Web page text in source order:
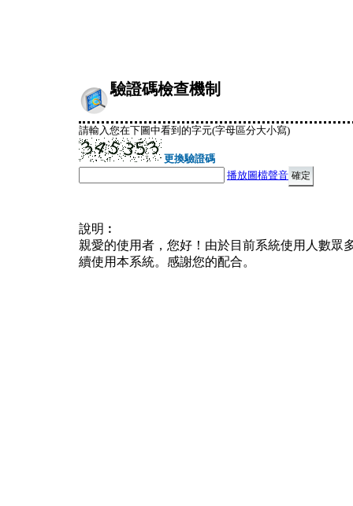
驗證碼檢查機制
請輸入您在下圖中看到的字元(字母區分大小寫)
更換驗證碼
播放圖檔聲音
說明︰
親愛的使用者，您好！由於目前系統使用人數眾
續使用本系統。感謝您的配合。